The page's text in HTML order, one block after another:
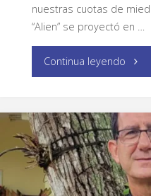
nuestras cuotas de
“Alien” se proyectó en …
Continua leyendo